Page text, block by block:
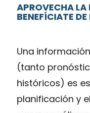
APROVECHA LA
BENEFÍCIATE
Una
(tanto
históricos) es
planificación y